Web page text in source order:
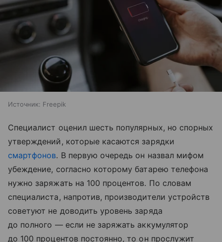
Источник: Freepik
Специалист оценил шесть популярных, но спорных
утверждений, которые касаются зарядки
смартфонов. В первую очередь он назвал мифом
убеждение, согласно которому батарею телефона
нужно заряжать на 100 процентов. По словам
специалиста, напротив, производители устройств
советуют не доводить уровень заряда
до полного — если не заряжать аккумулятор
до 100 процентов постоянно, то он прослужит